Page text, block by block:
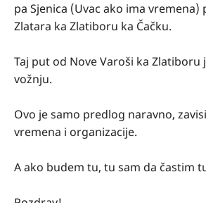
pa Sjenica (Uvac ako ima vremena)
Zlatara ka Zlatiboru ka Čačku.
Taj put od Nove Varoši ka Zlatiboru
vožnju.
Ovo je samo predlog naravno,
vremena i organizacije.
A ako budem tu, tu sam da častim